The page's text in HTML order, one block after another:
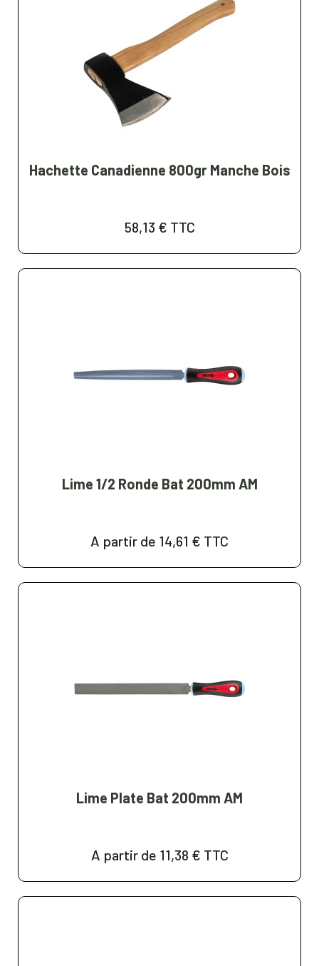
Hachette Canadienne 800gr Manche Bois
58,13 € TTC
Lime 1/2 Ronde Bat 200mm AM
A partir de 14,61 € TTC
Lime Plate Bat 200mm AM
A partir de 11,38 € TTC